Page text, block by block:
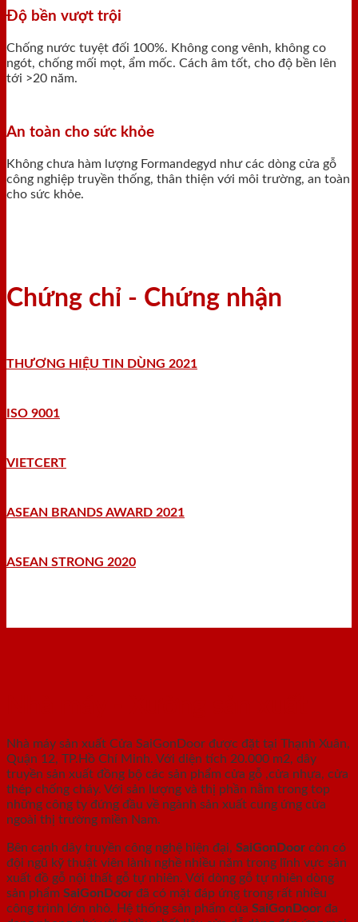
Độ bền vượt trội
Chống nước tuyệt đối 100%. Không cong vênh, không co
ngót, chống mối mọt, ẩm mốc. Cách âm tốt, cho độ bền lên
tới >20 năm.
An toàn cho sức khỏe
Không chưa hàm lượng Formandegyd như các dòng cửa gỗ
công nghiệp truyền thống, thân thiện với môi trường, an toàn
cho sức khỏe.
Chứng chỉ - Chứng nhận
THƯƠNG HIỆU TIN DÙNG 2021
ISO 9001
VIETCERT
ASEAN BRANDS AWARD 2021
ASEAN STRONG 2020
Nhà máy sản xuất Cửa SaiGonDoor được đặt tại Thạnh Xuân,
Quận 12, TP.Hồ Chí Minh. Với diện tích 20.000 m2, dây
truyền sản xuất đồng bộ các sản phẩm cửa gỗ ,cửa nhựa, cửa
thép chống cháy. Với sản lượng và thị phần nằm trong top
những công ty đứng đầu về ngành sản xuất cung ứng cửa
ngoài thị trường miền Nam.
Bên cạnh dây truyền công nghệ hiện đại, SaiGonDoor còn có
đội ngũ kỹ thuật viên lành nghề nhiều năm trong lĩnh vực sản
xuất đồ gỗ nội thất gỗ tự nhiên. Với dòng gỗ tự nhiên dòng
sản phẩm SaiGonDoor đã có mặt đáp ứng trong rất nhiều
công trình lớn nhỏ. Hệ thống sản phẩm của SaiGonDoor đa